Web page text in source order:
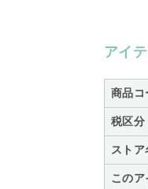
アイ
商品コ
税区分
ストア
このア